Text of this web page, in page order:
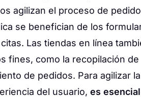
agilizan el proceso de
se benefician de los
Las tiendas en línea
fines, como la recopilación de
de pedidos. Para agilizar la
del usuario, es